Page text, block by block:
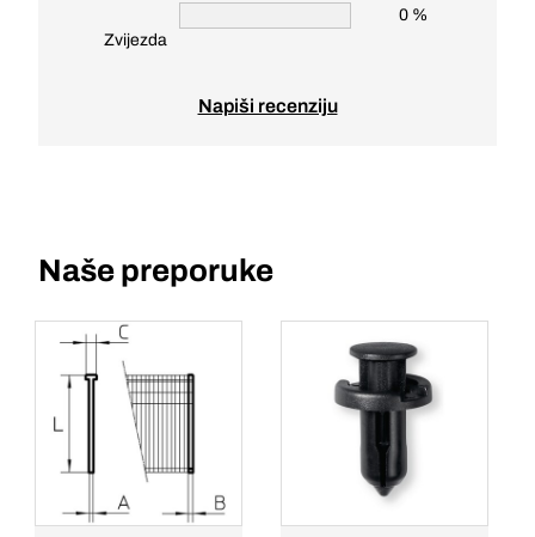
Zvijezda
0 %
Napiši recenziju
Naše preporuke